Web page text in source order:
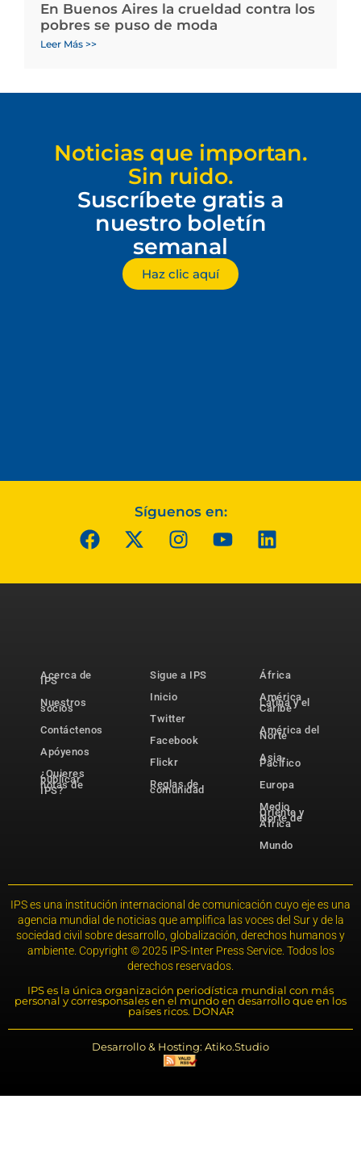
En Buenos Aires la crueldad contra los
pobres se puso de moda
Leer Más >>
Noticias que importan.
Sin ruido.
Suscríbete gratis a
nuestro boletín
semanal
Haz clic aquí
Síguenos en:
Acerca de
IPS
Nuestros
socios
Contáctenos
Apóyenos
¿Quieres
publicar
notas de
IPS?
Sigue a IPS
Inicio
Twitter
Facebook
Flickr
Reglas de
comunidad
África
América
Latina y el
Caribe
América del
Norte
Asia-
Pacífico
Europa
Medio
Oriente y
Norte de
África
Mundo
IPS es una institución internacional de comunicación cuyo eje es una
agencia mundial de noticias que amplifica las voces del Sur y de la
sociedad civil sobre desarrollo, globalización, derechos humanos y
ambiente. Copyright © 2025 IPS-Inter Press Service. Todos los
derechos reservados.
IPS es la única organización periodística mundial con más
personal y corresponsales en el mundo en desarrollo que en los
países ricos. DONAR
Desarrollo & Hosting: Atiko.Studio